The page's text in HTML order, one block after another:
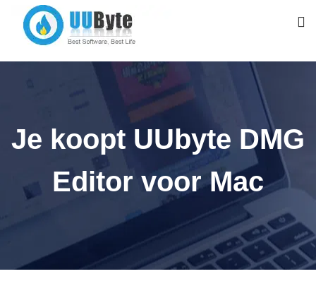
Je koopt UUbyte DMG
Editor voor Mac